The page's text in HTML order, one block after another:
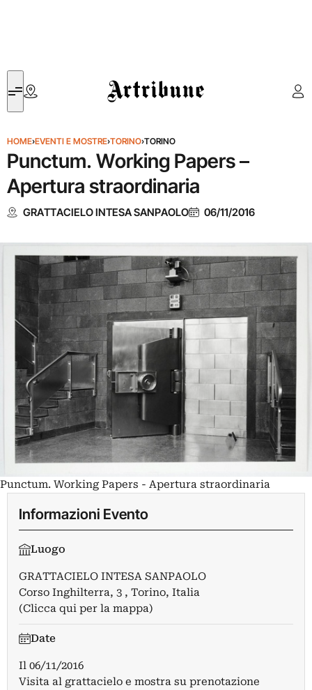
Artribune
HOME›EVENTI E MOSTRE›TORINO›TORINO
Punctum. Working Papers –
Apertura straordinaria
GRATTACIELO INTESA SANPAOLO 06/11/2016
Punctum. Working Papers - Apertura straordinaria
Informazioni Evento
Luogo
GRATTACIELO INTESA SANPAOLO
Corso Inghilterra, 3 , Torino, Italia
(Clicca qui per la mappa)
Date
Il 06/11/2016
Visita al grattacielo e mostra su prenotazione